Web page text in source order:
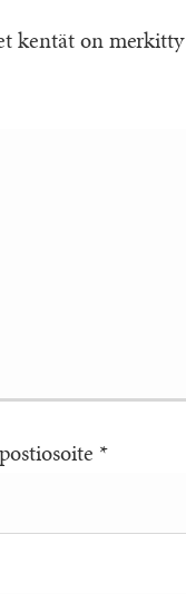
kentät on merkitty
*